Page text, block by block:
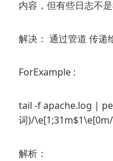
内容，但有些日志不
解决： 通过管道 传
ForExample :
tail -f apache.log |
词)/
解析：